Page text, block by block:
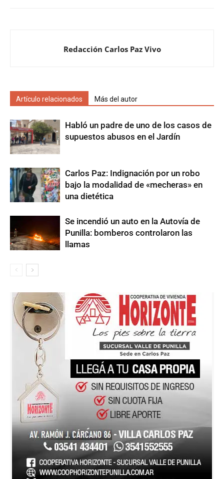
Redacción Carlos Paz Vivo
Artículo relacionados Más del autor
Habló un padre de uno de los casos de
supuestos abusos en el Jardín
Carlos Paz: Indignación por un robo
bajo la modalidad de «mecheras» en
una dietética
Se incendió un auto en la Autovía de
Punilla: bomberos controlaron las
llamas